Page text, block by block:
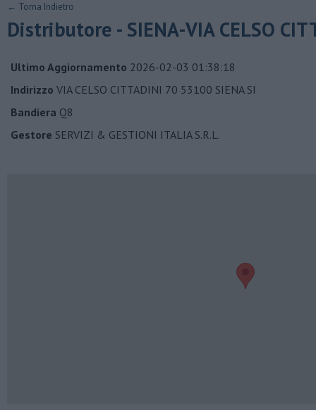
← Torna Indietro
Distributore - SIENA-VIA CELSO
Ultimo Aggiornamento 2026-02-03 01:38:18
Indirizzo VIA CELSO CITTADINI 70 53100 SIENA SI
Bandiera Q8
Gestore SERVIZI & GESTIONI ITALIA S.R.L.